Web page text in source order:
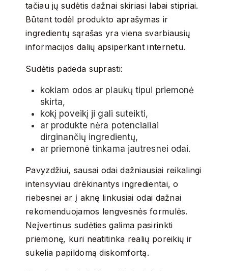
tačiau jų sudėtis dažnai skiriasi labai stipriai.
Būtent todėl produkto aprašymas ir
ingredientų sąrašas yra viena svarbiausių
informacijos dalių apsiperkant internetu.
Sudėtis padeda suprasti:
kokiam odos ar plaukų tipui priemonė
skirta,
kokį poveikį ji gali suteikti,
ar produkte nėra potencialiai
dirginančių ingredientų,
ar priemonė tinkama jautresnei odai.
Pavyzdžiui, sausai odai dažniausiai reikalingi
intensyviau drėkinantys ingredientai, o
riebesnei ar į aknę linkusiai odai dažnai
rekomenduojamos lengvesnės formulės.
Neįvertinus sudėties galima pasirinkti
priemonę, kuri neatitinka realių poreikių ir
sukelia papildomą diskomfortą.